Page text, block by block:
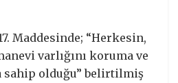
Maddesinde; “Herkesin,
varlığını koruma ve
sahip olduğu” belirtilmiş